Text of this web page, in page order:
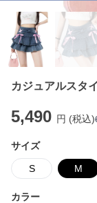
カジュアルスタ
5,490 円 (税込)
サイズ
S M
カラー